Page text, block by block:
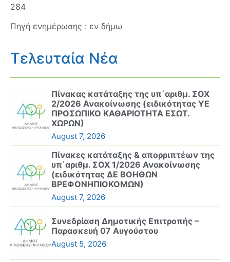
284
Πηγή ενημέρωσης : εν δήμω
Τελευταία Νέα
Πίνακας κατάταξης της υπ΄αριθμ. ΣΟΧ
2/2026 Ανακοίνωσης (ειδικότητας ΥΕ
ΠΡΟΣΩΠΙΚΟ ΚΑΘΑΡΙΟΤΗΤΑ ΕΣΩΤ.
ΧΩΡΩΝ)
August 7, 2026
Πίνακες κατάταξης & απορριπτέων της
υπ΄αριθμ. ΣΟΧ 1/2026 Ανακοίνωσης
(ειδικότητας ΔΕ ΒΟΗΘΩΝ
ΒΡΕΦΟΝΗΠΙΟΚΟΜΩΝ)
August 7, 2026
Συνεδρίαση Δημοτικής Επιτροπής –
Παρασκευή 07 Αυγούστου
August 5, 2026